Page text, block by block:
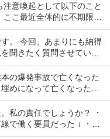
意喚起として以下のこと
こ最近全体的に不期限は
感じ...
。 今回、あまりにも納得
聞きたく質問させていた
す。 内...
の爆発事故で亡くなった
めになって亡くなった作
私の責任でしょうか？ ・
で働く要員だった ↓ ・入
せて2...